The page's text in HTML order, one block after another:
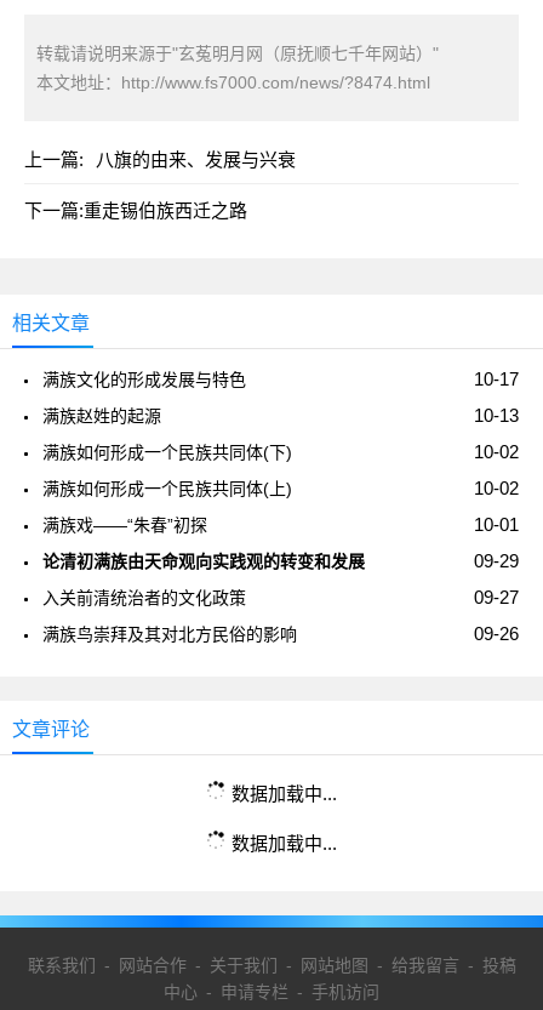
转载请说明来源于"玄菟明月网（原抚顺七千年网站）"
本文地址： http://www.fs7000.com/news/?8474.html
上一篇: 八旗的由来、发展与兴衰
下一篇:重走锡伯族西迁之路
相关文章
10-17
满族文化的形成发展与特色
10-13
满族赵姓的起源
10-02
满族如何形成一个民族共同体(下)
10-02
满族如何形成一个民族共同体(上)
10-01
满族戏——“朱春”初探
09-29
论清初满族由天命观向实践观的转变和发展
09-27
入关前清统治者的文化政策
09-26
满族鸟崇拜及其对北方民俗的影响
文章评论
数据加载中...
数据加载中...
联系我们 - 网站合作- 关于我们 - 网站地图 - 给我留言 - 投稿
中心 - 申请专栏 - 手机访问